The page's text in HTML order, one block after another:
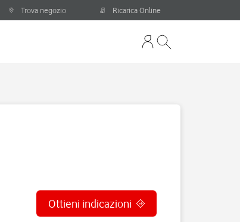
Trova negozio Ricarica Online
Ottieni indicazioni